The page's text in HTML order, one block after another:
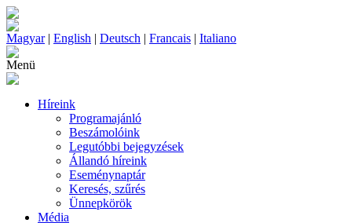
Magyar| English | Deutsch | Francais | Italiano
Menü
Híreink
Programajánló
Beszámolóink
Legutóbbi bejegyzések
Állandó híreink
Eseménynaptár
Keresés, szűrés
Ünnepkörök
Média